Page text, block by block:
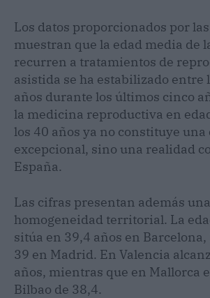
Los datos proporcionados por
muestran que la edad media de
recurren a tratamientos de
asistida se ha estabilizado entre
años durante los últimos cinco
la medicina reproductiva en
los 40 años ya no constituye
excepcional, sino una realidad
España.
Las cifras presentan además
homogeneidad territorial. La
sitúa en 39,4 años en
39 en Madrid. En Valencia
años, mientras que en Mallorca
Bilbao de 38,4.